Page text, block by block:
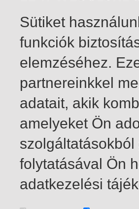
1-1 / total 1 hit
Sütiket
funkciók
elemzéséhez.
partnereinkkel
adatait, akik
amelyeket Ön
folytatásával Ön
adatkezelési